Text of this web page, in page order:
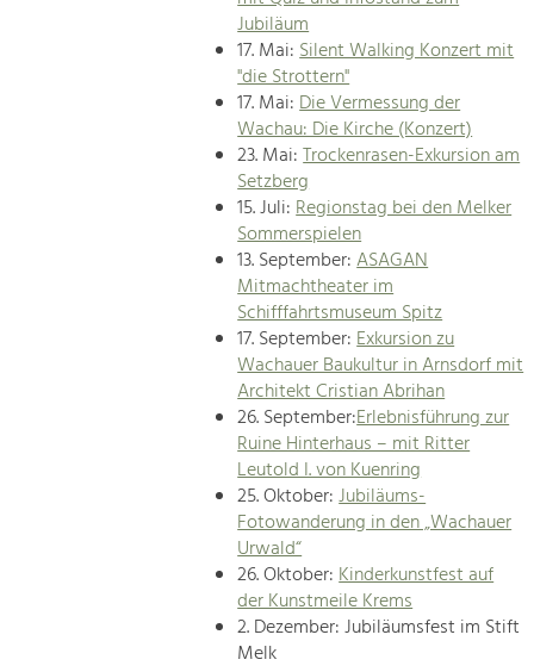
Jubiläum
17. Mai:Silent Walking Konzert mit
"die Strottern"
17. Mai:Die Vermessung der
Wachau: Die Kirche (Konzert)
23. Mai:Trockenrasen-Exkursion am
Setzberg
15. Juli:Regionstag bei den Melker
Sommerspielen
13. September:ASAGAN
Mitmachtheater im
Schifffahrtsmuseum Spitz
17. September:Exkursion zu
Wachauer Baukultur in Arnsdorf mit
Architekt Cristian Abrihan
26. September:Erlebnisführung zur
Ruine Hinterhaus – mit Ritter
Leutold I. von Kuenring
25. Oktober:Jubiläums-
Fotowanderung in den „Wachauer
Urwald“
26. Oktober:Kinderkunstfest auf
der Kunstmeile Krems
2. Dezember: Jubiläumsfest im Stift
Melk